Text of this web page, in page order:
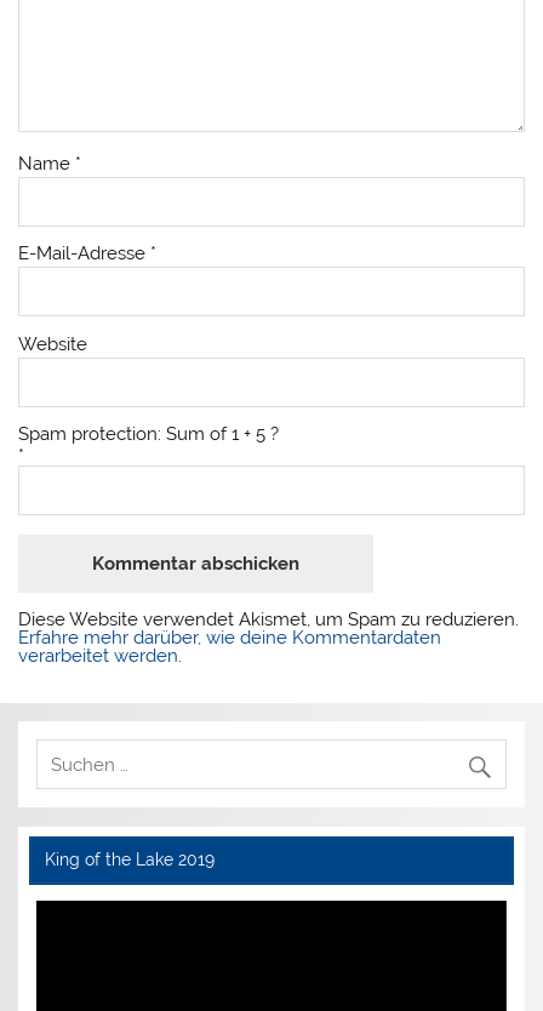
Name *
E-Mail-Adresse *
Website
Spam protection: Sum of 1 + 5 ?
*
Diese Website verwendet Akismet, um Spam zu reduzieren.
Erfahre mehr darüber, wie deine Kommentardaten
verarbeitet werden.
King of the Lake 2019
Video-